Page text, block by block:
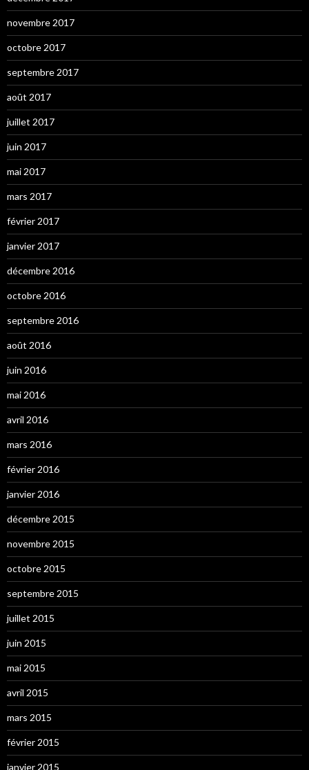
novembre 2017
octobre 2017
septembre 2017
août 2017
juillet 2017
juin 2017
mai 2017
mars 2017
février 2017
janvier 2017
décembre 2016
octobre 2016
septembre 2016
août 2016
juin 2016
mai 2016
avril 2016
mars 2016
février 2016
janvier 2016
décembre 2015
novembre 2015
octobre 2015
septembre 2015
juillet 2015
juin 2015
mai 2015
avril 2015
mars 2015
février 2015
janvier 2015